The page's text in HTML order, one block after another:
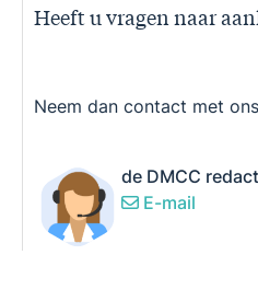
Heeft u vragen naar
Neem dan contact met
de DMCC
E-mail